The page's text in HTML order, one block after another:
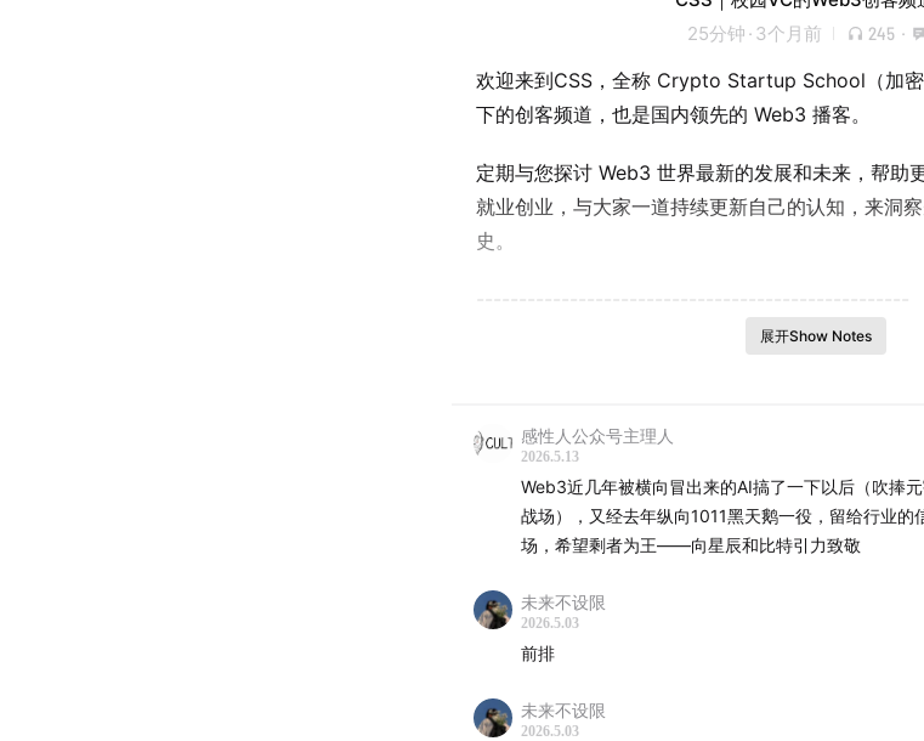
25分钟 · 3个月前 245 ·
欢迎来到CSS，全称 Crypto Startup School（加
下的创客频道，也是国内领先的 Web3 播客。
定期与您探讨 Web3 世界最新的发展和未来，帮助
就业创业，与大家一道持续更新自己的认知，来洞
史。
道探究及创造在气候、太空、生命科学等领域，永
阅和分享给一道去未来的伙伴。联系：
· 嘉宾：
星辰 | Web3 连续创业者，6年区块链行业深耕者，
《加密资产配置》等系列内容，「比特引力」主理
物探索是日常。微信ID: iammm001
【录制时间：2026/4/25】
展开Show Notes
感性人公众号主理人
2026.5.13
Web3近几年被横向冒出来的AI搞了一下以后（吹捧
战场），又经去年纵向1011黑天鹅一役，留给行业的
场，希望剩者为王——向星辰和比特引力致敬
未来不设限
2026.5.03
前排
未来不设限
2026.5.03